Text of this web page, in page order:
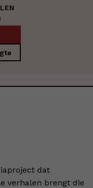
dat
verhalen brengt die